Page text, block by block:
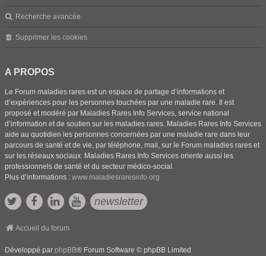
Recherche avancée
Supprimer les cookies
A PROPOS
Le Forum maladies rares est un espace de partage d’informations et
d’expériences pour les personnes touchées par une maladie rare. Il est
proposé et modéré par Maladies Rares Info Services, service national
d’information et de soutien sur les maladies rares. Maladies Rares Info Services
aide au quotidien les personnes concernées par une maladie rare dans leur
parcours de santé et de vie, par téléphone, mail, sur le Forum maladies rares et
sur les réseaux sociaux. Maladies Rares Info Services oriente aussi les
professionnels de santé et du secteur médico-social.
Plus d’informations : www.maladiesraresinfo.org
newsletter
Accueil du forum
Développé par phpBB® Forum Software © phpBB Limited